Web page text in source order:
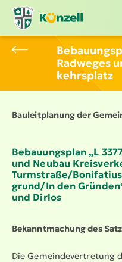
Radweges
kehrs­platz
Bauleit­planung der
Bebau­ungsplan „L
und Neubau
Turmstraße/
grund/In den
und Dirlos
Bekannt­ma­chung des
Die Gemein­de­ver­tretung